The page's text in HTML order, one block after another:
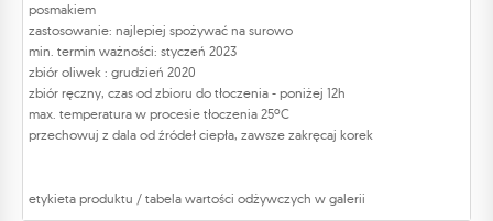
posmakiem
zastosowanie: najlepiej spożywać na surowo
min. termin ważności: styczeń 2023
zbiór oliwek : grudzień 2020
zbiór ręczny, czas od zbioru do tłoczenia - poniżej 12h
max. temperatura w procesie tłoczenia 25ºC
przechowuj z dala od źródeł ciepła, zawsze zakręcaj korek
etykieta produktu / tabela wartości odżywczych w galerii